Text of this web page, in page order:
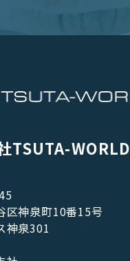
TSUTA-WORLD
区神泉町10番15号
神泉301